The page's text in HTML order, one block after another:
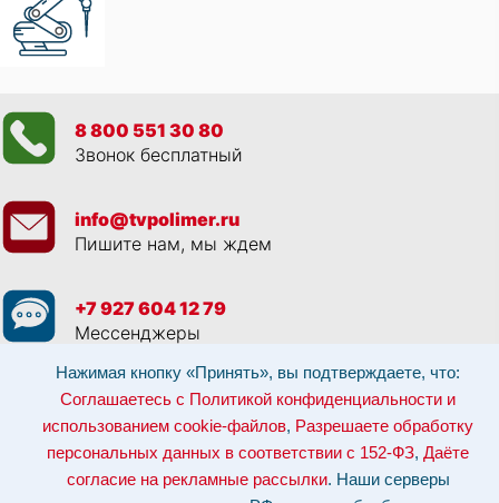
Нажимая кнопку «Принять», вы подтверждаете, что:
Соглашаетесь с Политикой конфиденциальности и
использованием cookie-файлов, Разрешаете обработку
персональных данных в соответствии с 152-ФЗ, Даёте
согласие на рекламные рассылки. Наши серверы
8 800 551 30 80
Звонок бесплатный
info@tvpolimer.ru
Пишите нам, мы ждем
+7 927 604 12 79
Мессенджеры
Просматривая данный веб сайт, и обращаясь к нам, вы:
Политикой конфиденциальности и использованием cookie-файлов,
Разрешаете обработку персональных данных в соответствии с 152-ФЗ,
Отозвать согласие на обработку персональных данных: по эл-почте:
info@tvpolimer.ru| по телефону8 800 551 30 80